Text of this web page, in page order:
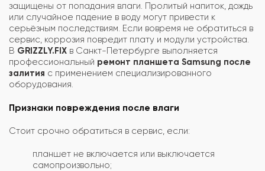
защищены от попадания влаги. Пролитый напиток, дождь
или случайное падение в воду могут привести к
серьёзным последствиям. Если вовремя не обратиться в
сервис, коррозия повредит плату и модули устройства.
В GRIZZLY.FIX в Санкт-Петербурге выполняется
профессиональный ремонт планшета Samsung после
залития с применением специализированного
оборудования.
Признаки повреждения после влаги
Стоит срочно обратиться в сервис, если:
планшет не включается или выключается
самопроизвольно;